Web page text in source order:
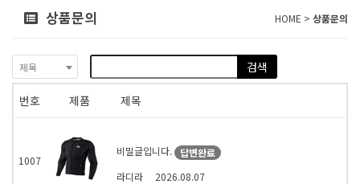
상품문의 HOME > 상품문의
제목 검색
번호 제품 제목
1007
비밀글입니다.
답변완료
라디라
2026.08.07